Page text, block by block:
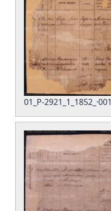
01_Р-2921_1_1852_·001